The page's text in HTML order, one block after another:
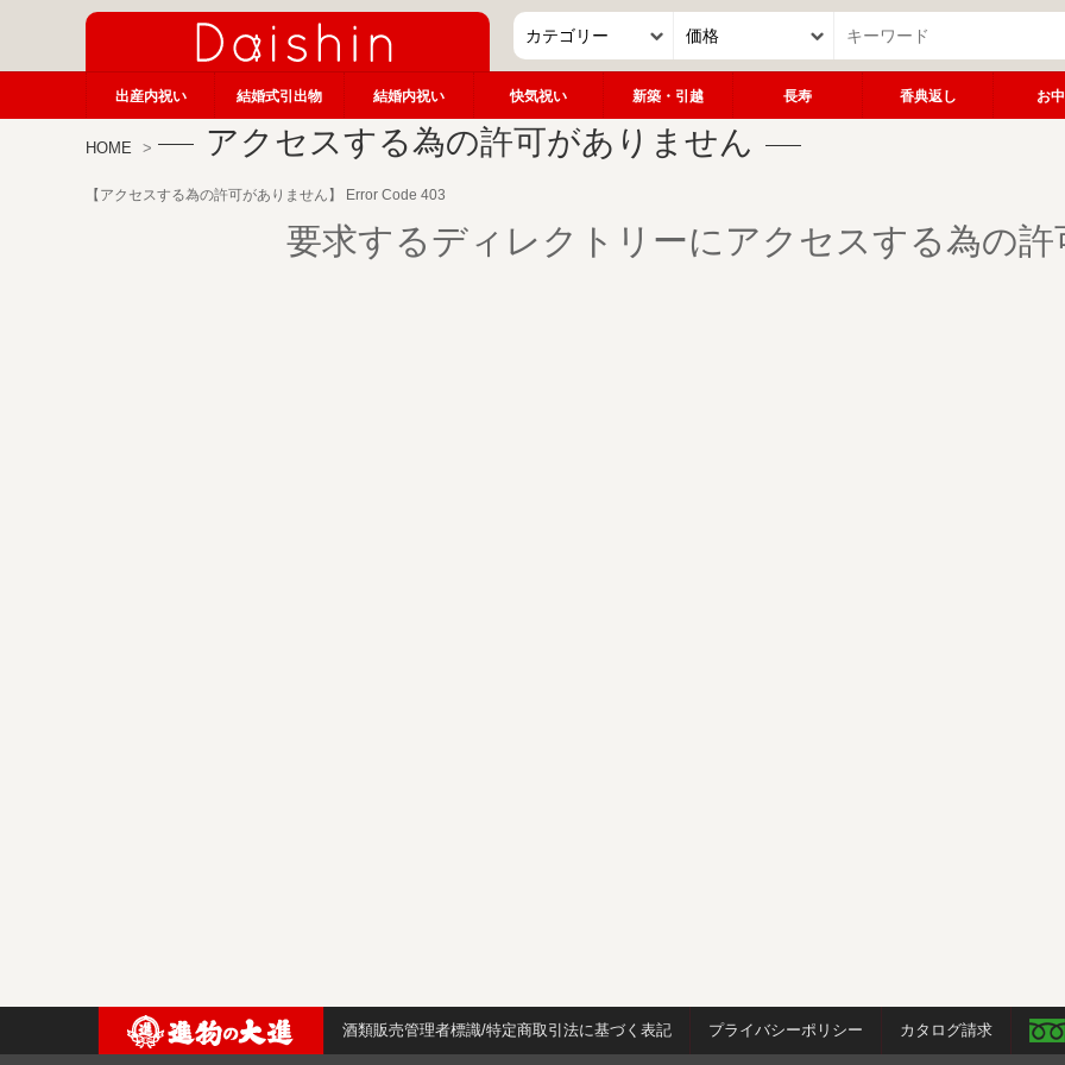
出産内祝い 結婚式引出物 結婚内祝い 快気祝い 新築・引越 長寿 香典返し お
HOME アクセスする為の許可がありません
【アクセスする為の許可がありません】 Error Code 403
要求するディレクトリーにアクセスする為の
酒類販売管理者標識/特定商取引法に基づく表記 プライバシーポリシー カタログ請求